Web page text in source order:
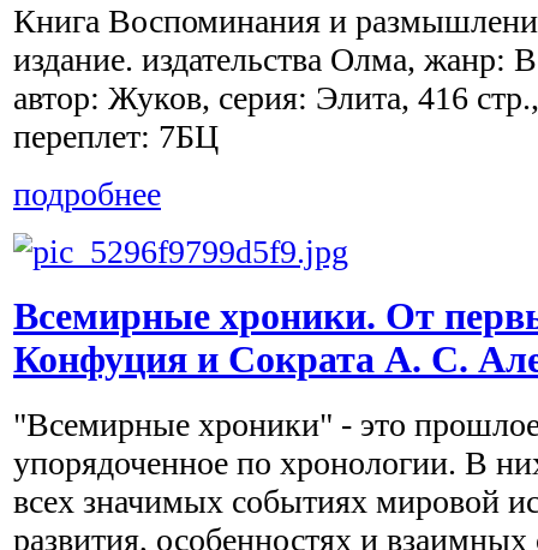
Книга Воспоминания и
издание. издательства Олма, жанр:
автор: Жуков, серия: Элита, 416
переплет: 7БЦ
подробнее
Всемирные хроники. От
Конфуция и Сократа А. С.
"Всемирные хроники" - это прошлое
упорядоченное по хронологии. В
всех значимых событиях мировой
развития, особенностях и взаимных